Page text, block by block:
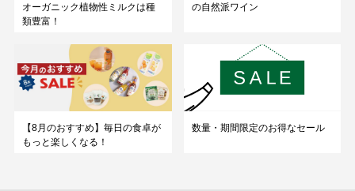
オーガニック植物性ミルクは種
類豊富！
の自然派ワイン
【8月のおすすめ】毎日の食卓が
もっと楽しくなる！
数量・期間限定のお得なセール